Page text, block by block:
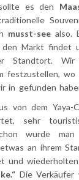
es den
musst-see also.
den Markt findet
Standtort.
festzustellen,
in gefunden
von dem Yaya-
sehr
wurde man
an ihrem
und
Die Verkäufer